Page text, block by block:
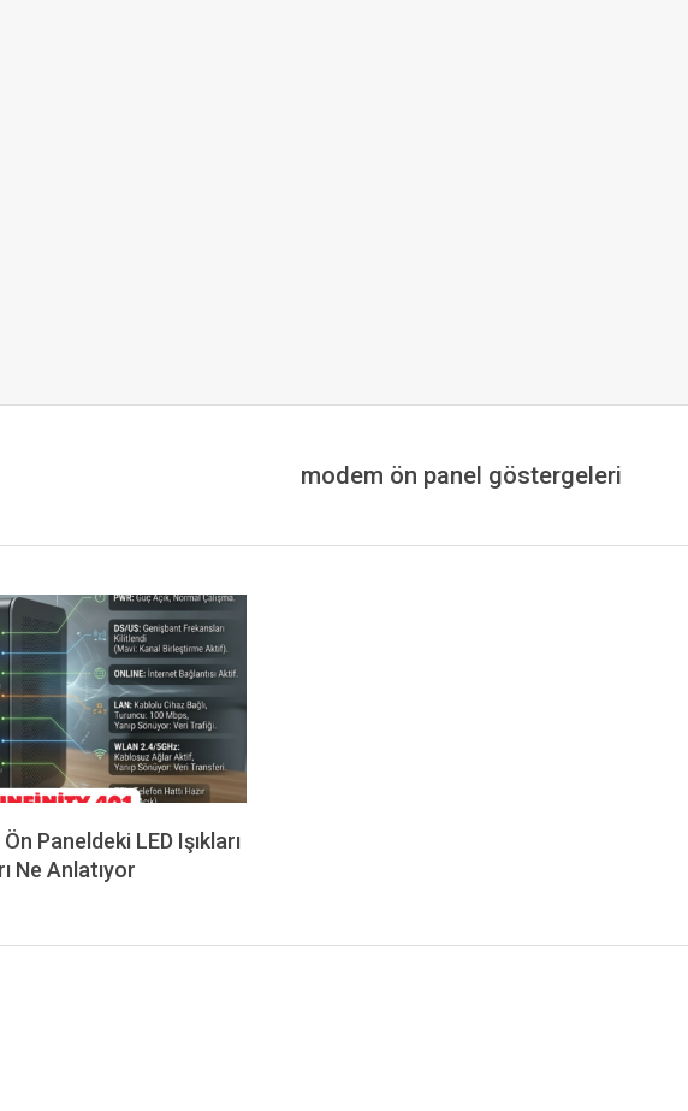
modem ön panel göstergeleri
Paneldeki LED Işıkları
Ne Anlatıyor